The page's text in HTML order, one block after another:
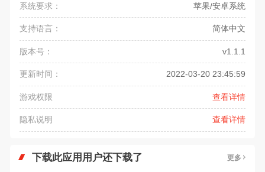
系统要求： 苹果/安卓系统
支持语言： 简体中文
版本号： v1.1.1
更新时间： 2022-03-20 23:45:59
游戏权限 查看详情
隐私说明 查看详情
下载此应用用户还下载了 更多